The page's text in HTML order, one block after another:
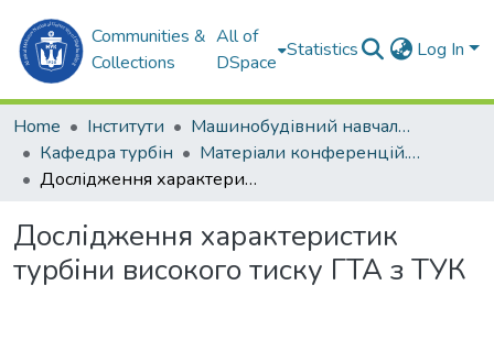
Communities &
Collections
All of
DSpace
Statistics Log In
Home Інститути
Машинобудівний навчально-науковий інститут (МННІ)
Кафедра турбін
Матеріали конференцій. Кафедра турбін.
Дослідження характеристик турбіни високого тиску ГТА з ТУК
Дослідження характеристик
турбіни високого тиску ГТА з ТУК